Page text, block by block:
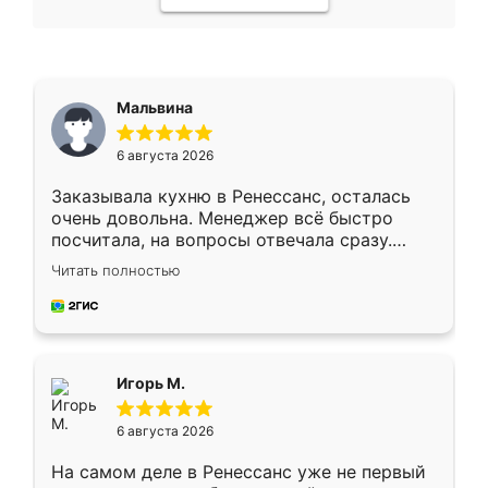
Мальвина
6 августа 2026
Заказывала кухню в Ренессанс, осталась
очень довольна. Менеджер всё быстро
посчитала, на вопросы отвечала сразу.
Замерщик приехал в субботу, подошёл к
делу со всей ответственностью. Собрали
за день, ребята работали аккуратно, даже
Читать полностью
Игорь М.
6 августа 2026
На самом деле в Ренессанс уже не первый